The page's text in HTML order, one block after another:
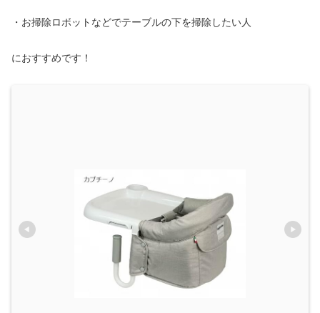
・お掃除ロボットなどでテーブルの下を掃除したい人
におすすめです！